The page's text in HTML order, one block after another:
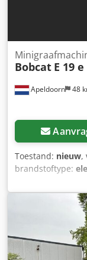
Apeldoorn 48
Bobcat E 19
Toestand: nieuw,
brandstoftype:
Leeggewicht:
cm CE-
staat: zeer goed
Akiskr =
Hameren-/
Algemeen Land